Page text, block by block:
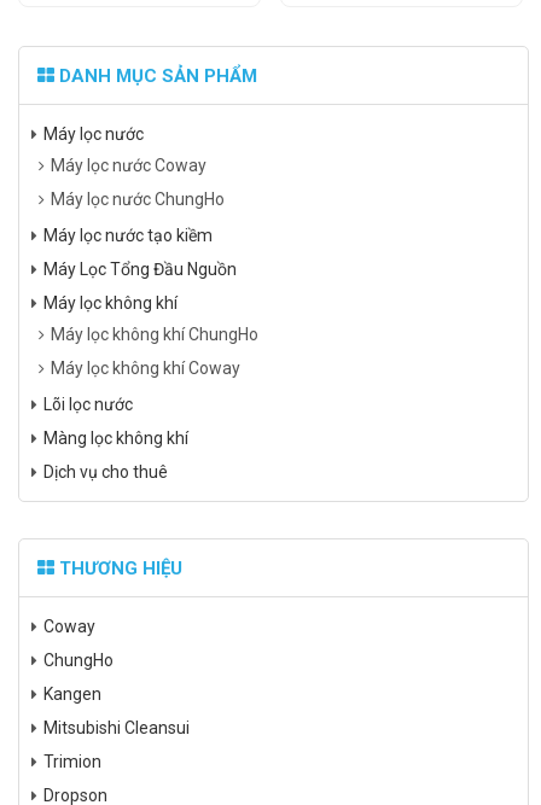
DANH MỤC SẢN PHẨM
Máy lọc nước
Máy lọc nước Coway
Máy lọc nước ChungHo
Máy lọc nước tạo kiềm
Máy Lọc Tổng Đầu Nguồn
Máy lọc không khí
Máy lọc không khí ChungHo
Máy lọc không khí Coway
Lõi lọc nước
Màng lọc không khí
Dịch vụ cho thuê
THƯƠNG HIỆU
Coway
ChungHo
Kangen
Mitsubishi Cleansui
Trimion
Dropson